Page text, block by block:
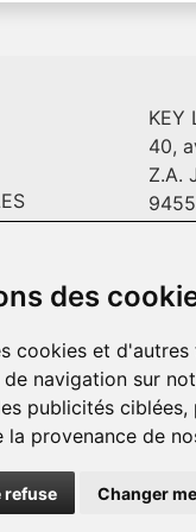
des
cookies et
navigation sur
publicités
la provenance de
refuse Changer
KEY
40,
Z.A.
9h-